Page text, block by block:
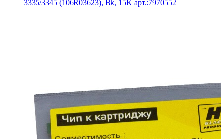
3335/3345 (106R03623), Bk, 15K арт.:7970552